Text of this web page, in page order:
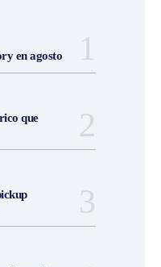
en agosto
que